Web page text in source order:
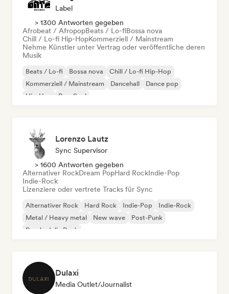
Label
> 1300 Antworten gegeben
Afrobeat / AfropopBeats / Lo-fiBossa nova
Chill / Lo-fi Hip-HopKommerziell / Mainstream
Nehme Künstler unter Vertrag oder veröffentliche deren
Musik
Beats / Lo-fi Bossa nova
Chill / Lo-fi Hip-Hop
Kommerziell / Mainstream
Dancehall
Dance pop
Hip-Hop
Pop-Soul
Lorenzo Lautz
Sync Supervisor
> 1600 Antworten gegeben
Alternativer RockDream PopHard RockIndie-Pop
Indie-Rock
Lizenziere oder vertrete Tracks für Sync
Alternativer Rock Hard Rock Indie-Pop
Indie-Rock
Metal / Heavy metal
New wave
Post-Punk
Psychedelic Rock
Dulaxi
Media Outlet/Journalist